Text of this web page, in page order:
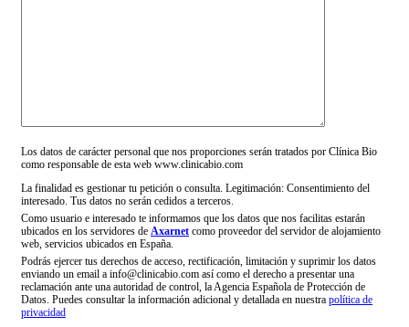
Los datos de carácter personal que nos proporciones serán tratados por Clínica Bio
como responsable de esta web www.clinicabio.com
La finalidad es gestionar tu petición o consulta. Legitimación: Consentimiento del
interesado. Tus datos no serán cedidos a terceros.
Como usuario e interesado te informamos que los datos que nos facilitas estarán
ubicados en los servidores de Axarnet como proveedor del servidor de alojamiento
web, servicios ubicados en España.
Podrás ejercer tus derechos de acceso, rectificación, limitación y suprimir los datos
enviando un email a info@clinicabio.com así como el derecho a presentar una
reclamación ante una autoridad de control, la Agencia Española de Protección de
Datos. Puedes consultar la información adicional y detallada en nuestra política de
privacidad